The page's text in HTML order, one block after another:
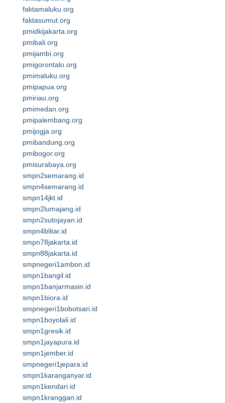
faktamaluku.org
faktasumut.org
pmidkijakarta.org
pmibali.org
pmijambi.org
pmigorontalo.org
pmimaluku.org
pmipapua.org
pmiriau.org
pmimedan.org
pmipalembang.org
pmijogja.org
pmibandung.org
pmibogor.org
pmisurabaya.org
smpn2semarang.id
smpn4semarang.id
smpn14jkt.id
smpn2lumajang.id
smpn2sutojayan.id
smpn4blitar.id
smpn78jakarta.id
smpn88jakarta.id
smpnegeri1ambon.id
smpn1bangil.id
smpn1banjarmasin.id
smpn1biora.id
smpnegeri1bobotsari.id
smpn1boyolali.id
smpn1gresik.id
smpn1jayapura.id
smpn1jember.id
smpnegeri1jepara.id
smpn1karanganyar.id
smpn1kendari.id
smpn1kranggan.id